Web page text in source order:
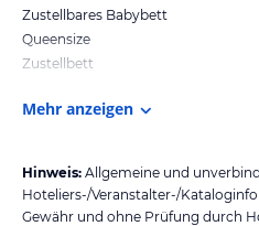
Zustellbares Babybett
Queensize
Zustellbett
Mehr anzeigen
Hinweis: Allgemeine und
Hoteliers-/Veranstalter-/
Gewähr und ohne Prüfung durch